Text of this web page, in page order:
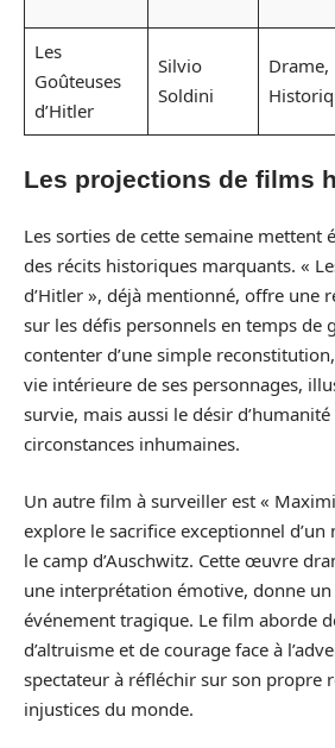
Les
Goûteuses
d’Hitler
Silvio
Soldini
Drame,
Les projections de films
Les sorties de cette semaine mettent
des récits historiques marquants. «
d’Hitler », déjà mentionné, offre une
sur les défis personnels en temps de
contenter d’une simple
vie intérieure de ses personnages,
survie, mais aussi le désir
circonstances inhumaines.
Un autre film à surveiller est «
explore le sacrifice exceptionnel
le camp d’Auschwitz. Cette œuvre
une interprétation émotive, donne
événement tragique. Le film aborde
d’altruisme et de courage face à
spectateur à réfléchir sur son propre
injustices du monde.